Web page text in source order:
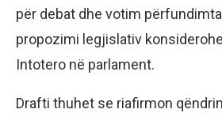
për debat dhe votim
propozimi legjislativ
Intotero në parlament.
Drafti thuhet se riafirmon